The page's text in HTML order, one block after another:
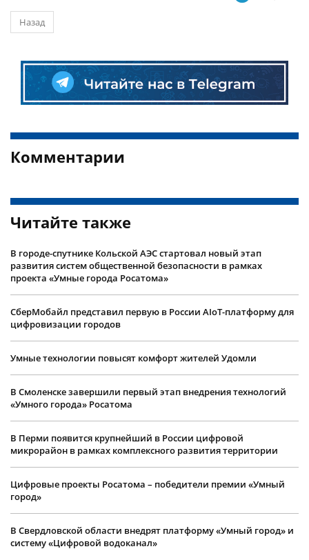
Назад
Комментарии
Читайте также
В городе-спутнике Кольской АЭС стартовал новый этап
развития систем общественной безопасности в рамках
проекта «Умные города Росатома»
СберМобайл представил первую в России AIoT-платформу для
цифровизации городов
Умные технологии повысят комфорт жителей Удомли
В Смоленске завершили первый этап внедрения технологий
«Умного города» Росатома
В Перми появится крупнейший в России цифровой
микрорайон в рамках комплексного развития территории
Цифровые проекты Росатома – победители премии «Умный
город»
В Свердловской области внедрят платформу «Умный город» и
систему «Цифровой водоканал»